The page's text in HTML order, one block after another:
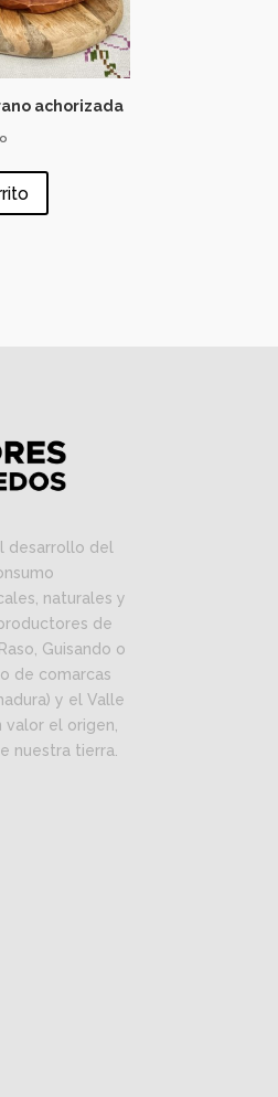
achorizada
desarrollo del
naturales y
de
Guisando o
de comarcas
y el Valle
el origen,
nuestra tierra.